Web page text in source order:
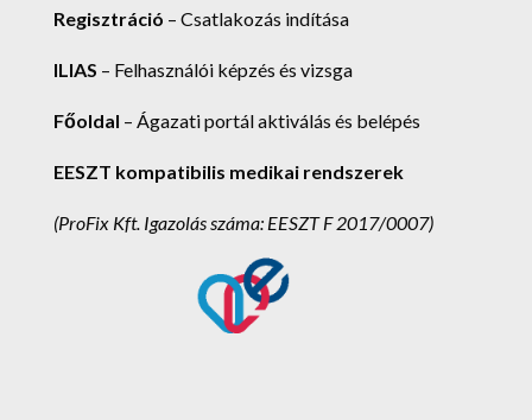
Regisztráció – Csatlakozás indítása
ILIAS – Felhasználói képzés és vizsga
Főoldal – Ágazati portál aktiválás és belépés
EESZT kompatibilis medikai rendszerek
(ProFix Kft. Igazolás száma: EESZT F 2017/0007)